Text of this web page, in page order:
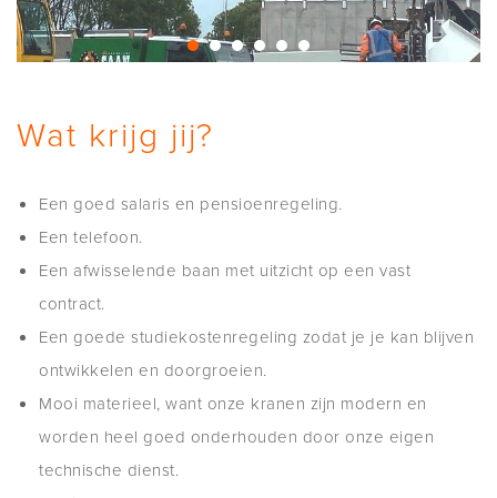
Wat krijg jij?
Een goed salaris en pensioenregeling.
Een telefoon.
Een afwisselende baan met uitzicht op een vast
contract.
Een goede studiekostenregeling zodat je je kan blijven
ontwikkelen en doorgroeien.
Mooi materieel, want onze kranen zijn modern en
worden heel goed onderhouden door onze eigen
technische dienst.